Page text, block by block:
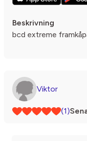
Beskrivning
bcd extreme
Viktor
(1)